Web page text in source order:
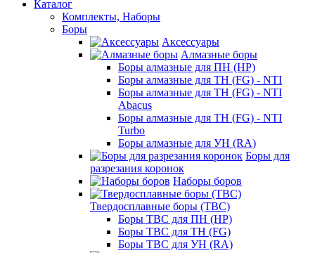
Каталог
Комплекты, Наборы
Боры
Аксессуары
Алмазные боры
Боры алмазные для ПН (HP)
Боры алмазные для ТН (FG) - NTI
Боры алмазные для ТН (FG) - NTI
Abacus
Боры алмазные для ТН (FG) - NTI
Turbo
Боры алмазные для УН (RA)
Боры для
разрезания коронок
Наборы боров
Твердосплавные боры (ТВС)
Боры ТВС для ПН (HP)
Боры ТВС для ТН (FG)
Боры ТВС для УН (RA)